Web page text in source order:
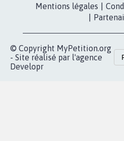
Mentions légales
© Copyright MyPetition.org
- Site réalisé par l'agence
Developr